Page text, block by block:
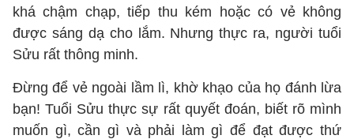
khá chậm chạp, tiếp thu kém hoặc có vẻ không
được sáng dạ cho lắm. Nhưng thực ra, người tuổi
Sửu rất thông minh.
Đừng để vẻ ngoài lầm lì, khờ khạo của họ đánh lừa
bạn! Tuổi Sửu thực sự rất quyết đoán, biết rõ mình
muốn gì, cần gì và phải làm gì để đạt được thứ